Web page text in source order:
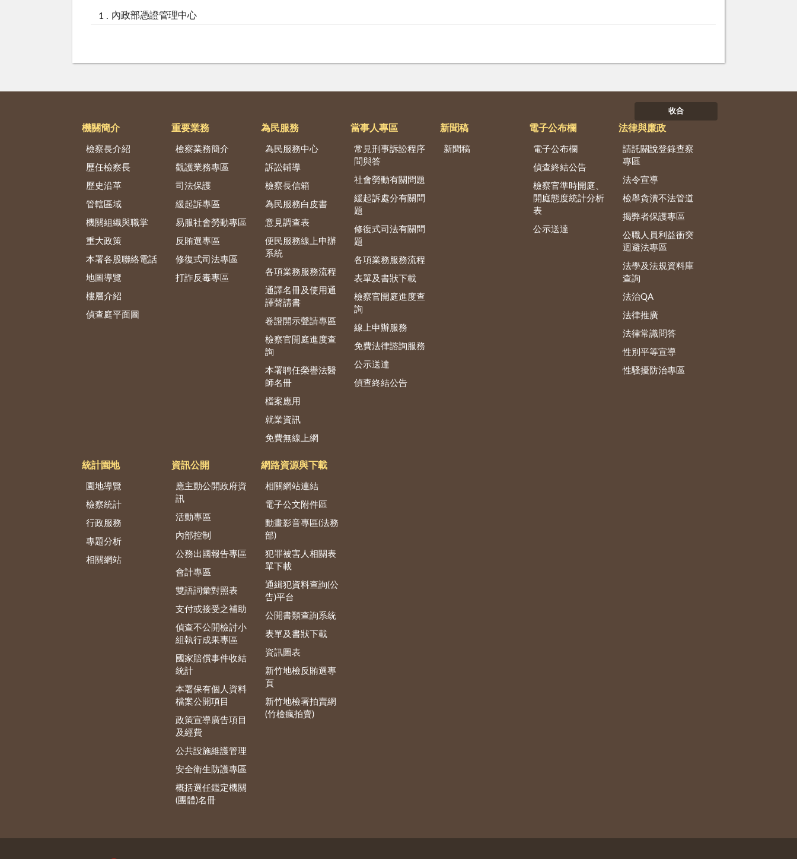
內政部憑證管理中心
收合
機關簡介
檢察長介紹
歷任檢察長
歷史沿革
管轄區域
機關組織與職掌
重大政策
本署各股聯絡電話
地圖導覽
樓層介紹
偵查庭平面圖
重要業務
檢察業務簡介
觀護業務專區
司法保護
緩起訴專區
易服社會勞動專區
反賄選專區
修復式司法專區
打詐反毒專區
為民服務
為民服務中心
訴訟輔導
檢察長信箱
為民服務白皮書
意見調查表
便民服務線上申辦
系統
各項業務服務流程
通譯名冊及使用通
譯聲請書
卷證開示聲請專區
檢察官開庭進度查
詢
本署聘任榮譽法醫
師名冊
檔案應用
就業資訊
免費無線上網
當事人專區
常見刑事訴訟程序
問與答
社會勞動有關問題
緩起訴處分有關問
題
修復式司法有關問
題
各項業務服務流程
表單及書狀下載
檢察官開庭進度查
詢
線上申辦服務
免費法律諮詢服務
公示送達
偵查終結公告
新聞稿
新聞稿
電子公布欄
電子公布欄
偵查終結公告
檢察官準時開庭、
開庭態度統計分析
表
公示送達
法律與廉政
請託關說登錄查察
專區
法令宣導
檢舉貪瀆不法管道
揭弊者保護專區
公職人員利益衝突
迴避法專區
法學及法規資料庫
查詢
法治QA
法律推廣
法律常識問答
性別平等宣導
性騷擾防治專區
統計園地
園地導覽
檢察統計
行政服務
專題分析
相關網站
資訊公開
應主動公開政府資
訊
活動專區
內部控制
公務出國報告專區
會計專區
雙語詞彙對照表
支付或接受之補助
偵查不公開檢討小
組執行成果專區
國家賠償事件收結
統計
本署保有個人資料
檔案公開項目
政策宣導廣告項目
及經費
公共設施維護管理
安全衛生防護專區
概括選任鑑定機關
(團體)名冊
網路資源與下載
相關網站連結
電子公文附件區
動畫影音專區(法務
部)
犯罪被害人相關表
單下載
通緝犯資料查詢(公
告)平台
公開書類查詢系統
表單及書狀下載
資訊圖表
新竹地檢反賄選專
頁
新竹地檢署拍賣網
(竹檢瘋拍賣)